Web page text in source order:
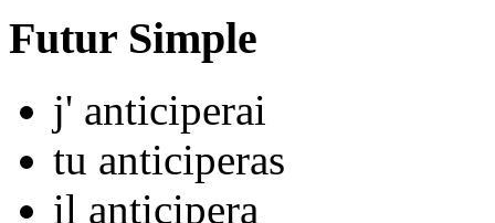
Futur Simple
j' anticiperai
tu anticiperas
il anticipera